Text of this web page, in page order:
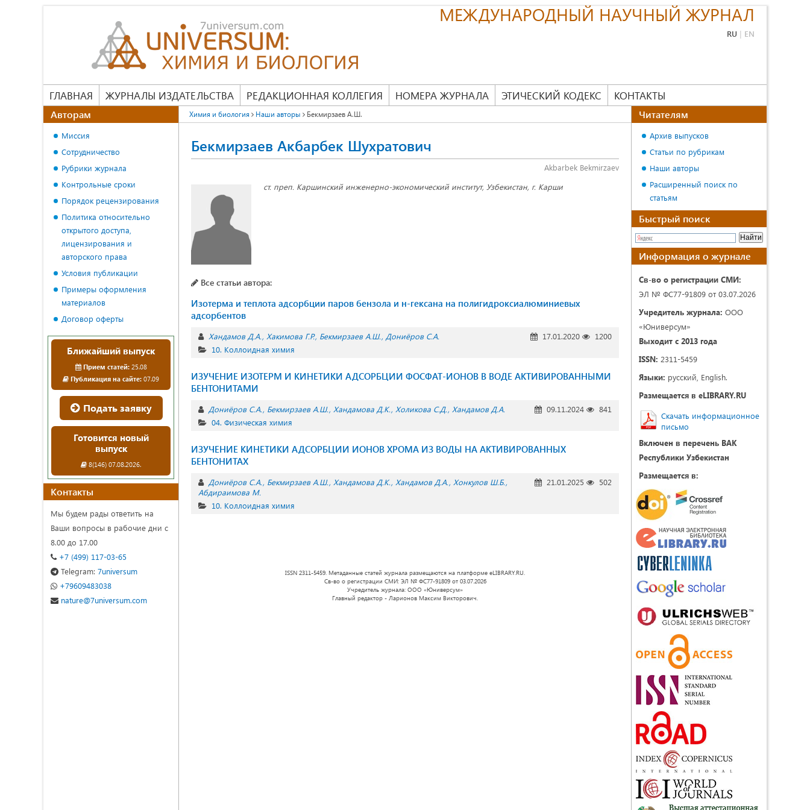
МЕЖДУНАРОДНЫЙ НАУЧНЫЙ ЖУРНАЛ
RU | EN
ГЛАВНАЯ ЖУРНАЛЫ ИЗДАТЕЛЬСТВА РЕДАКЦИОННАЯ КОЛЛЕГИЯ НОМЕРА ЖУРНАЛА ЭТИЧЕСКИЙ КОДЕКС КОНТАКТЫ
Химия и биология Наши авторы Бекмирзаев А.Ш.
Бекмирзаев Акбарбек Шухратович
Akbarbek Bekmirzaev
ст. преп. Каршинский инженерно-экономический институт, Узбекистан, г. Карши
Все статьи автора:
Изотерма и теплота адсорбции паров бензола и н-гексана на полигидроксиалюминиевых
адсорбентов
Хандамов Д.А. Хакимова Г.Р. Бекмирзаев А.Ш. Дониёров С.А. 17.01.2020
1200
10. Коллоидная химия
ИЗУЧЕНИЕ ИЗОТЕРМ И КИНЕТИКИ АДСОРБЦИИ ФОСФАТ-ИОНОВ В ВОДЕ АКТИВИРОВАННЫМИ
БЕНТОНИТАМИ
Дониёров С.А. Бекмирзаев А.Ш. Хандамова Д.К. Холикова С.Д. Хандамов Д.А. 09.11.2024
841
04. Физическая химия
ИЗУЧЕНИЕ КИНЕТИКИ АДСОРБЦИИ ИОНОВ ХРОМА ИЗ ВОДЫ НА АКТИВИРОВАННЫХ
БЕНТОНИТАХ
Дониёров С.А. Бекмирзаев А.Ш. Хандамова Д.К. Хандамов Д.А. Хонкулов Ш.Б.
Абдираимова М.
21.01.2025 502
10. Коллоидная химия
ISSN 2311-5459. Метаданные статей журнала размещаются на платформе eLIBRARY.RU.
Св-во о регистрации СМИ: ЭЛ № ФС77-91809 от 03.07.2026
Учредитель журнала: ООО «Юниверсум»
Главный редактор - Ларионов Максим Викторович.
Авторам
Миссия
Сотрудничество
Рубрики журнала
Контрольные сроки
Порядок рецензирования
Политика относительно
открытого доступа,
лицензирования и
авторского права
Условия публикации
Примеры оформления
материалов
Договор оферты
Ближайший выпуск
Прием статей:25.08
Публикация на сайте: 07.09
Подать заявку
Готовится новый
выпуск
8(146) 07.08.2026.
Контакты
Мы будем рады ответить на
Ваши вопросы в рабочие дни с
8.00 до 17.00
+7 (499) 117-03-65
Telegram: 7universum
+79609483038
nature@7universum.com
Читателям
Архив выпусков
Статьи по рубрикам
Наши авторы
Расширенный поиск по
статьям
Быстрый поиск
Информация о журнале
Св-во о регистрации СМИ:
ЭЛ № ФС77-91809 от 03.07.2026
Учредитель журнала: ООО
«Юниверсум»
Выходит с 2013 года
ISSN: 2311-5459
Языки: русский, English.
Размещается в eLIBRARY.RU
Скачать информационное
письмо
Включен в перечень ВАК
Республики Узбекистан
Размещается в: